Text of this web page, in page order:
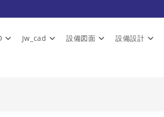
Jw_cad 設備図面 設備設計